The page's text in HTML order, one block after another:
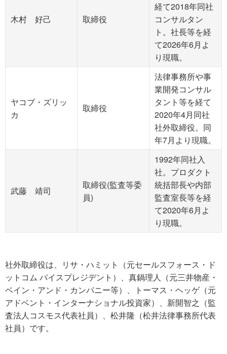
木村 好己 取締役
経て2018年同社
コンサルタン
ト。社長等を経
て2026年6月よ
り現職。
ヤコブ・ズリッ
カ
取締役
法律事務所や事
業開発コンサル
タント等を経て
2020年4月同社
社外取締役。同
年7月より現職。
武藤 靖司
取締役(監査等委
員)
1992年同社入
社。プロダクト
統括部長や内部
監査室長等を経
て2020年6月よ
り現職。
社外取締役は、リサ・ハミット（元セールスフォース・ド
ットコム バイスプレジデント）、真鍋理人（元三井物産・
ベイン・アンド・カンパニー等）、トーマス・ヘッゲ（元
アドベント・インターナショナル投資家）、新開智之（監
査法人コスモス代表社員）、松井隆（松井法律事務所代表
社員）です。